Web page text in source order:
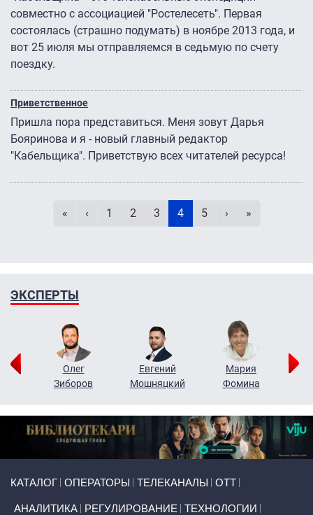
совместно с ассоциацией "Ростелесеть". Первая
состоялась (страшно подумать) в ноябре 2013 года, и
вот 25 июля мы отправляемся в седьмую по счету
поездку.
Приветственное
Пришла пора представиться. Меня зовут Дарья
Бояринова и я - новый главный редактор
"Кабельщика". Приветствую всех читателей ресурса!
Первая страница
« Предыдущая страница
‹ Page
1 Page
2 Page
3 Текущая страница
4 Page
5 Следующая
› Последняя
»
ЭКСПЕРТЫ
Олег
Зиборов
Евгений
Мошняцкий
Мария
Фомина
КАТАЛОГ ОПЕРАТОРЫ ТЕЛЕКАНАЛЫ ОТТ
АНАЛИТИКА РЕГУЛИРОВАНИЕ ТЕХНОЛОГИИ